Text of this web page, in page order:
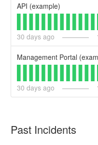
API (example)
30 days ago
30 days ago
Past Incidents